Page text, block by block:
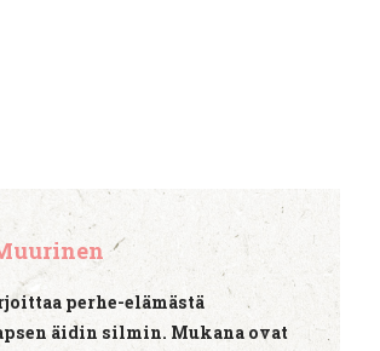
perhe-elämästä
äidin silmin. Mukana ovat